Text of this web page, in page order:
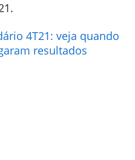
4T21: veja quando
resultados